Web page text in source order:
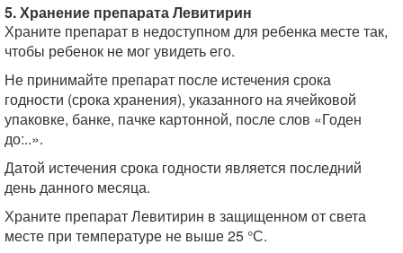
5. Хранение препарата Левитирин
Храните препарат в недоступном для ребенка месте так,
чтобы ребенок не мог увидеть его.
Не принимайте препарат после истечения срока
годности (срока хранения), указанного на ячейковой
упаковке, банке, пачке картонной, после слов «Годен
до:..».
Датой истечения срока годности является последний
день данного месяца.
Храните препарат Левитирин в защищенном от света
месте при температуре не выше 25 °С.